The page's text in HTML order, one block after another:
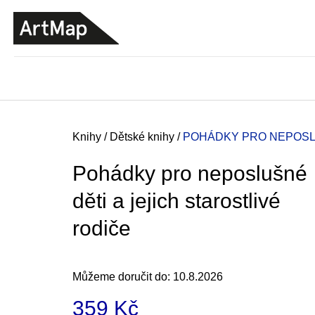
Domů
Knihy / Dětské knihy / POHÁDKY PRO
Pohádky pro neposlušné
děti a jejich starostlivé
rodiče
Můžeme doručit do: 10.8.2026
359 Kč
ZPĚT
DO
OBCHODU
ZPĚT
DO
OBCHODU
ARTMAT KRABIČKA